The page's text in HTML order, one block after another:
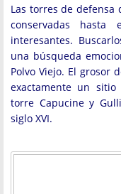
Las torres de defensa
conservadas
interesantes.
una búsqueda
Polvo Viejo. El grosor
exactamente un
torre Capucine y
siglo XVI.